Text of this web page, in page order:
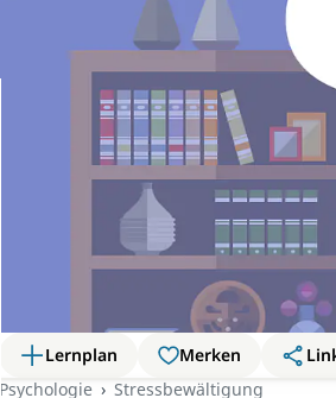
Lernplan Merken
Psychologie
Stressbewältigung